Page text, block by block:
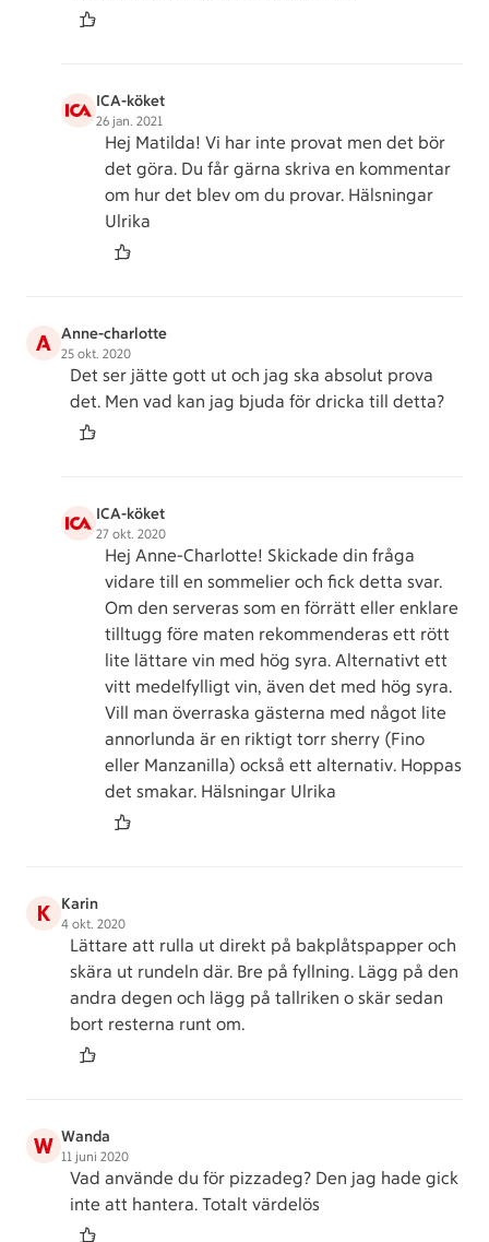
ICA-köket
26 jan. 2021
Hej Matilda! Vi har inte provat men det bör
det göra. Du får gärna skriva en kommentar
om hur det blev om du provar. Hälsningar
Ulrika
A Anne-charlotte
25 okt. 2020
Det ser jätte gott ut och jag ska absolut prova
det. Men vad kan jag bjuda för dricka till detta?
ICA-köket
27 okt. 2020
Hej Anne-Charlotte! Skickade din fråga
vidare till en sommelier och fick detta svar.
Om den serveras som en förrätt eller enklare
tilltugg före maten rekommenderas ett rött
lite lättare vin med hög syra. Alternativt ett
vitt medelfylligt vin, även det med hög syra.
Vill man överraska gästerna med något lite
annorlunda är en riktigt torr sherry (Fino
eller Manzanilla) också ett alternativ. Hoppas
det smakar. Hälsningar Ulrika
K Karin
4 okt. 2020
Lättare att rulla ut direkt på bakplåtspapper och
skära ut rundeln där. Bre på fyllning. Lägg på den
andra degen och lägg på tallriken o skär sedan
bort resterna runt om.
W Wanda
11 juni 2020
Vad använde du för pizzadeg? Den jag hade gick
inte att hantera. Totalt värdelös